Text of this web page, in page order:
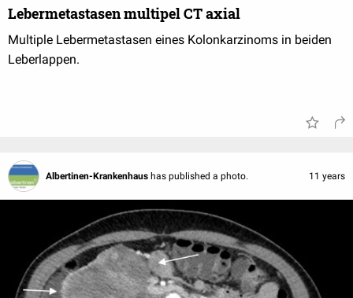
Lebermetastasen multipel CT axial
Multiple Lebermetastasen eines Kolonkarzinoms in beiden
Leberlappen.
Albertinen-Krankenhaus has published a photo. 11 years